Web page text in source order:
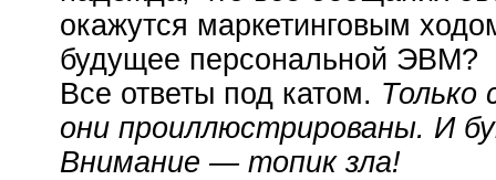
окажутся маркетинговым
будущее персональной ЭВМ?
Все ответы под катом.
они проиллюстрированы. И
Внимание — топик зла!